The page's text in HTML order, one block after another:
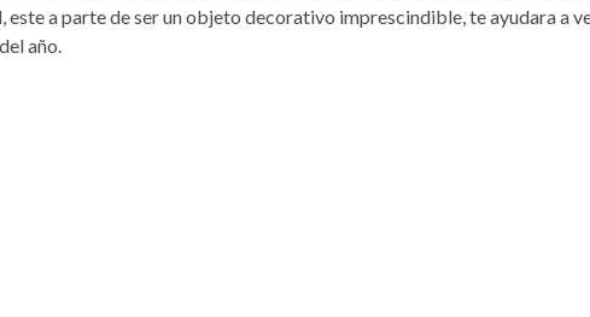
este a parte de ser un objeto decorativo imprescindible, te ayudara a
año.